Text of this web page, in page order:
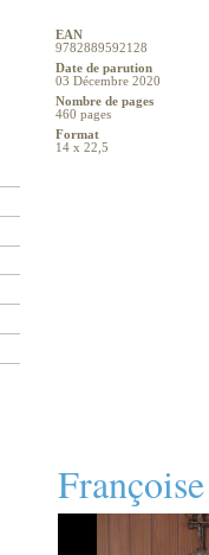
EAN
9782889592128
Date de parution
03 Décembre 2020
Nombre de pages
460 pages
Format
14 x 22,5